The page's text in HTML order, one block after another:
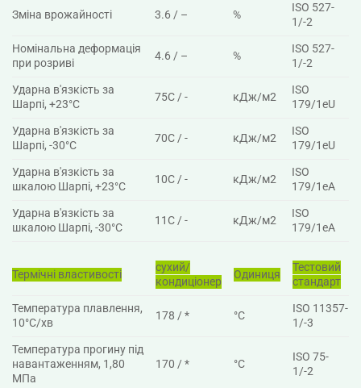
Зміна врожайності 3.6 / – %
ISO 527-
1/-2
Номінальна деформація
при розриві
4.6 / – %
ISO 527-
1/-2
Ударна в'язкість за
Шарпі, +23°C
75C / - кДж/м2
ISO
179/1eU
Ударна в'язкість за
Шарпі, -30°C
70C / - кДж/м2
ISO
179/1eU
Ударна в'язкість за
шкалою Шарпі, +23°C
10C / - кДж/м2
ISO
179/1eA
Ударна в'язкість за
шкалою Шарпі, -30°C
11C / - кДж/м2
ISO
179/1eA
Термічні властивості
сухий/
кондиціонер
Одиниця
Тестовий
стандарт
Температура плавлення,
10°C/хв
178 / * °C
ISO 11357-
1/-3
Температура прогину під
навантаженням, 1,80
МПа
170 / * °C
ISO 75-
1/-2